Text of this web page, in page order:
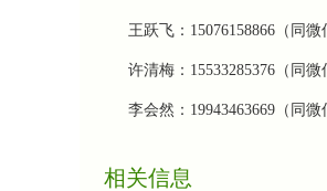
王跃飞：15076158866（同微
许清梅：15533285376（同微
李会然：19943463669（同微
相关信息